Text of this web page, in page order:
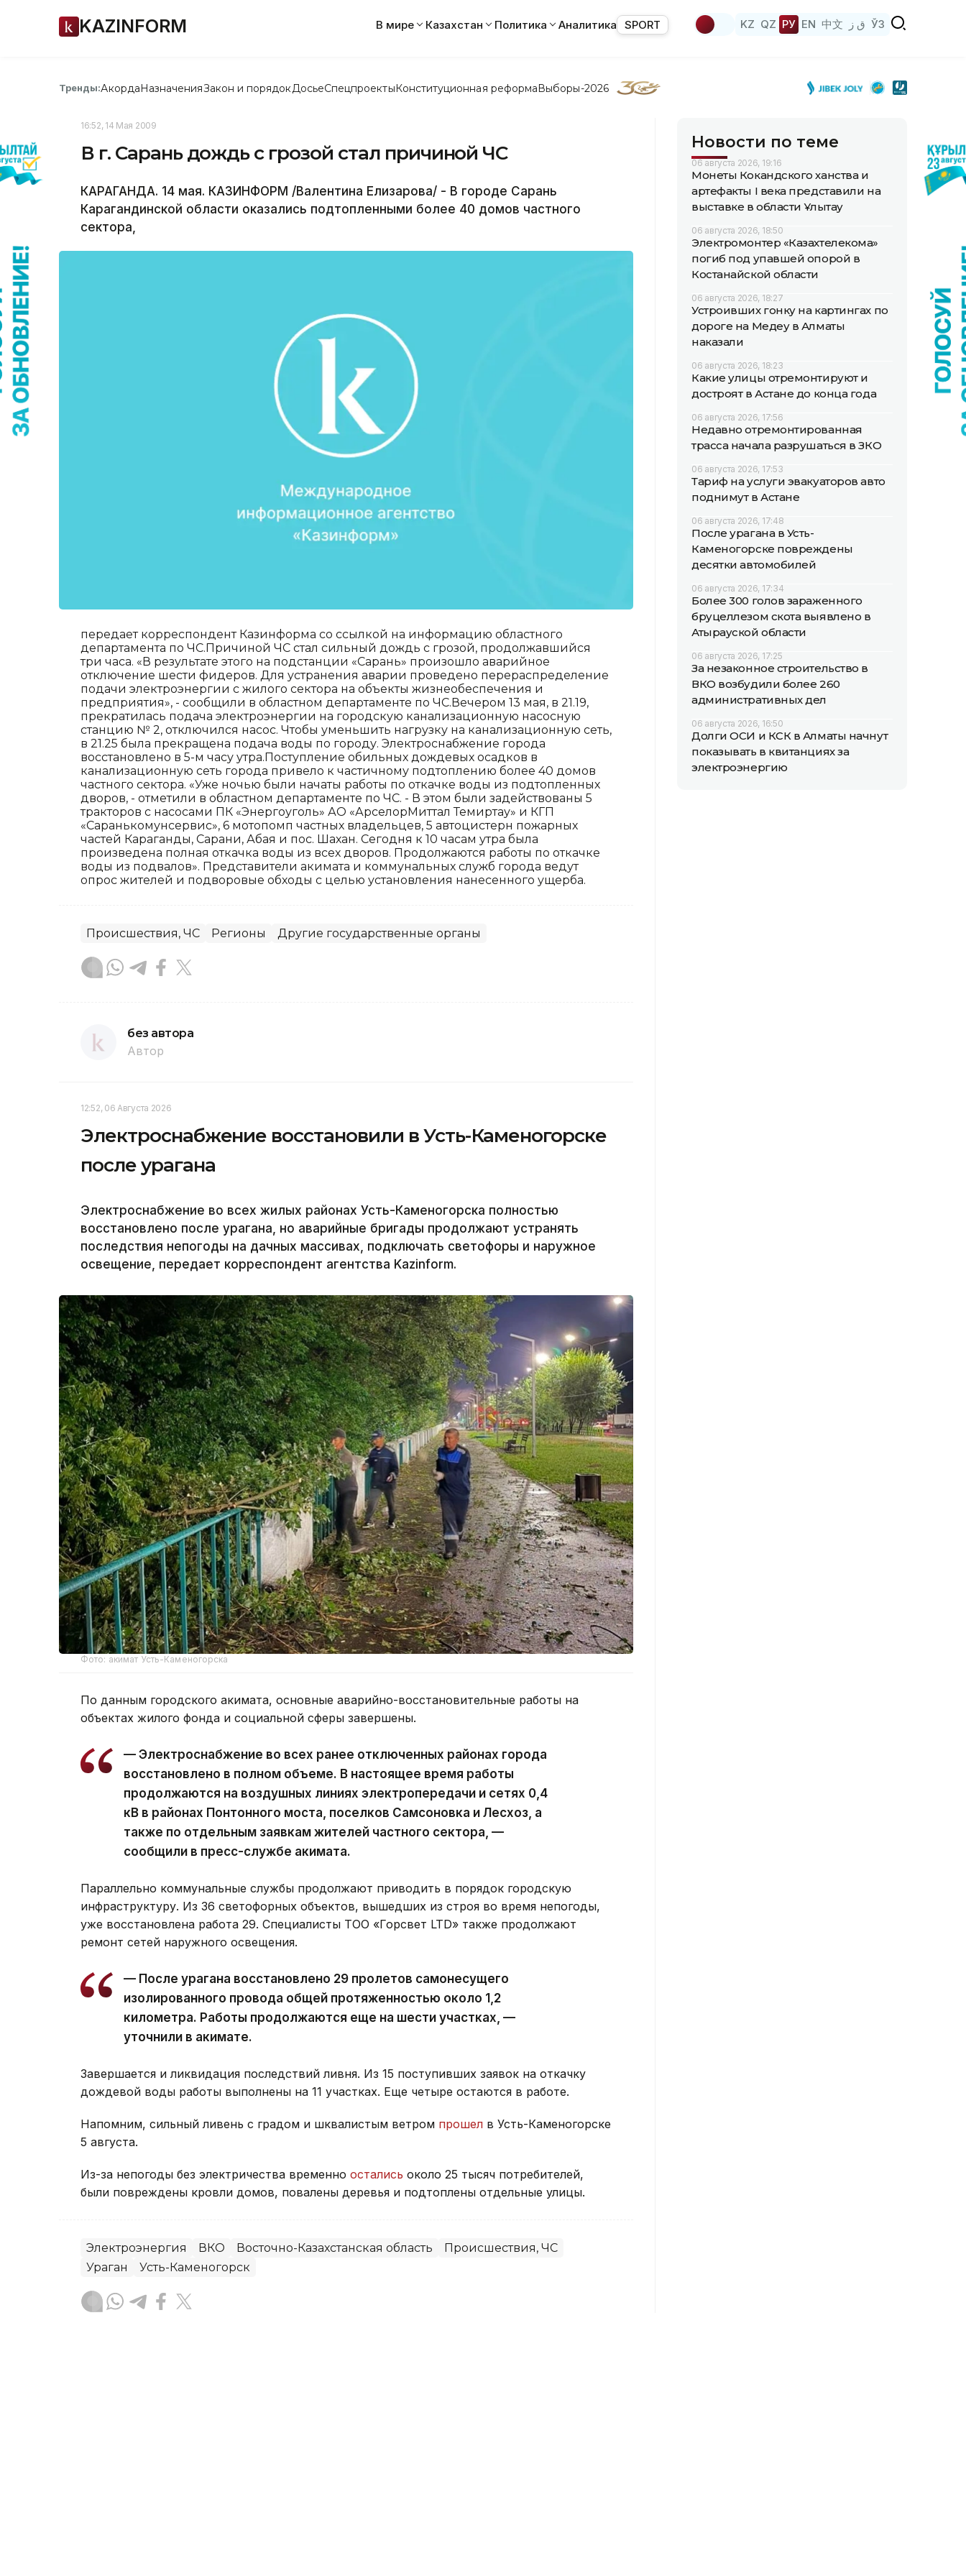
KAZINFORM В мире Казахстан Политика Аналитика SPORT KZ QZ РУ EN 中文 ق ز ЎЗ
Тренды:АкордаНазначенияЗакон и порядок ДосьеСпецпроектыКонституционная реформаВыборы-2026
16:52, 14 Мая 2009
В г. Сарань дождь с грозой стал причиной ЧС
КАРАГАНДА. 14 мая. КАЗИНФОРМ /Валентина Елизарова/ - В городе Сарань
Карагандинской области оказались подтопленными более 40 домов частного
сектора,
передает корреспондент Казинформа со ссылкой на информацию областного
департамента по ЧС.Причиной ЧС стал сильный дождь с грозой, продолжавшийся
три часа. «В результате этого на подстанции «Сарань» произошло аварийное
отключение шести фидеров. Для устранения аварии проведено перераспределение
подачи электроэнергии с жилого сектора на объекты жизнеобеспечения и
предприятия», - сообщили в областном департаменте по ЧС.Вечером 13 мая, в 21.19,
прекратилась подача электроэнергии на городскую канализационную насосную
станцию № 2, отключился насос. Чтобы уменьшить нагрузку на канализационную сеть,
в 21.25 была прекращена подача воды по городу. Электроснабжение города
восстановлено в 5-м часу утра.Поступление обильных дождевых осадков в
канализационную сеть города привело к частичному подтоплению более 40 домов
частного сектора. «Уже ночью были начаты работы по откачке воды из подтопленных
дворов, - отметили в областном департаменте по ЧС. - В этом были задействованы 5
тракторов с насосами ПК «Энергоуголь» АО «АрселорМиттал Темиртау» и КГП
«Саранькомунсервис», 6 мотопомп частных владельцев, 5 автоцистерн пожарных
частей Караганды, Сарани, Абая и пос. Шахан. Сегодня к 10 часам утра была
произведена полная откачка воды из всех дворов. Продолжаются работы по откачке
воды из подвалов». Представители акимата и коммунальных служб города ведут
опрос жителей и подворовые обходы с целью установления нанесенного ущерба.
Происшествия, ЧС Регионы Другие государственные органы
без автора
Автор
12:52, 06 Августа 2026
Электроснабжение восстановили в Усть-Каменогорске
после урагана
Электроснабжение во всех жилых районах Усть-Каменогорска полностью
восстановлено после урагана, но аварийные бригады продолжают устранять
последствия непогоды на дачных массивах, подключать светофоры и наружное
освещение, передает корреспондент агентства Kazinform.
Фото: акимат Усть-Каменогорска
По данным городского акимата, основные аварийно-восстановительные работы на
объектах жилого фонда и социальной сферы завершены.
— Электроснабжение во всех ранее отключенных районах города
восстановлено в полном объеме. В настоящее время работы
продолжаются на воздушных линиях электропередачи и сетях 0,4
кВ в районах Понтонного моста, поселков Самсоновка и Лесхоз, а
также по отдельным заявкам жителей частного сектора, —
сообщили в пресс-службе акимата.
Параллельно коммунальные службы продолжают приводить в порядок городскую
инфраструктуру. Из 36 светофорных объектов, вышедших из строя во время непогоды,
уже восстановлена работа 29. Специалисты ТОО «Горсвет LTD» также продолжают
ремонт сетей наружного освещения.
— После урагана восстановлено 29 пролетов самонесущего
изолированного провода общей протяженностью около 1,2
километра. Работы продолжаются еще на шести участках, —
уточнили в акимате.
Завершается и ликвидация последствий ливня. Из 15 поступивших заявок на откачку
дождевой воды работы выполнены на 11 участках. Еще четыре остаются в работе.
Напомним, сильный ливень с градом и шквалистым ветром прошел в Усть-Каменогорске
5 августа.
Из-за непогоды без электричества временно остались около 25 тысяч потребителей,
были повреждены кровли домов, повалены деревья и подтоплены отдельные улицы.
Электроэнергия ВКО Восточно-Казахстанская область
Происшествия, ЧС
Ураган
Усть-Каменогорск
Новости по теме
06 августа 2026, 19:16
Монеты Кокандского ханства и
артефакты I века представили на
выставке в области Ұлытау
06 августа 2026, 18:50
Электромонтер «Казахтелекома»
погиб под упавшей опорой в
Костанайской области
06 августа 2026, 18:27
Устроивших гонку на картингах по
дороге на Медеу в Алматы
наказали
06 августа 2026, 18:23
Какие улицы отремонтируют и
достроят в Астане до конца года
06 августа 2026, 17:56
Недавно отремонтированная
трасса начала разрушаться в ЗКО
06 августа 2026, 17:53
Тариф на услуги эвакуаторов авто
поднимут в Астане
06 августа 2026, 17:48
После урагана в Усть-
Каменогорске повреждены
десятки автомобилей
06 августа 2026, 17:34
Более 300 голов зараженного
бруцеллезом скота выявлено в
Атырауской области
06 августа 2026, 17:25
За незаконное строительство в
ВКО возбудили более 260
административных дел
06 августа 2026, 16:50
Долги ОСИ и КСК в Алматы начнут
показывать в квитанциях за
электроэнергию